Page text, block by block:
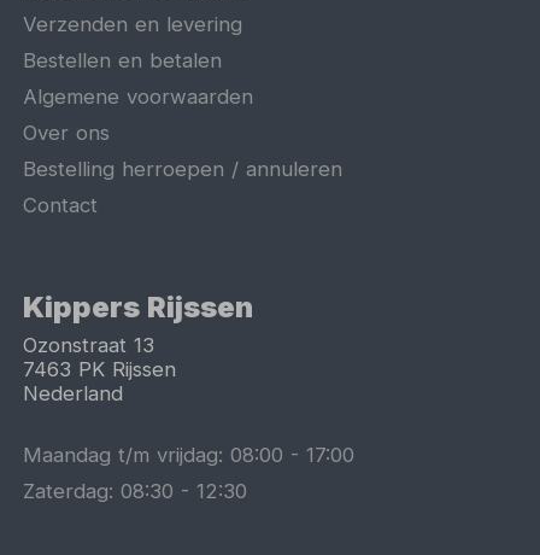
Verzenden en levering
Bestellen en betalen
Algemene voorwaarden
Over ons
Bestelling herroepen / annuleren
Contact
Kippers Rijssen
Ozonstraat 13
7463 PK Rijssen
Nederland
Maandag t/m vrijdag:08:00 -17:00
Zaterdag:08:30 -12:30